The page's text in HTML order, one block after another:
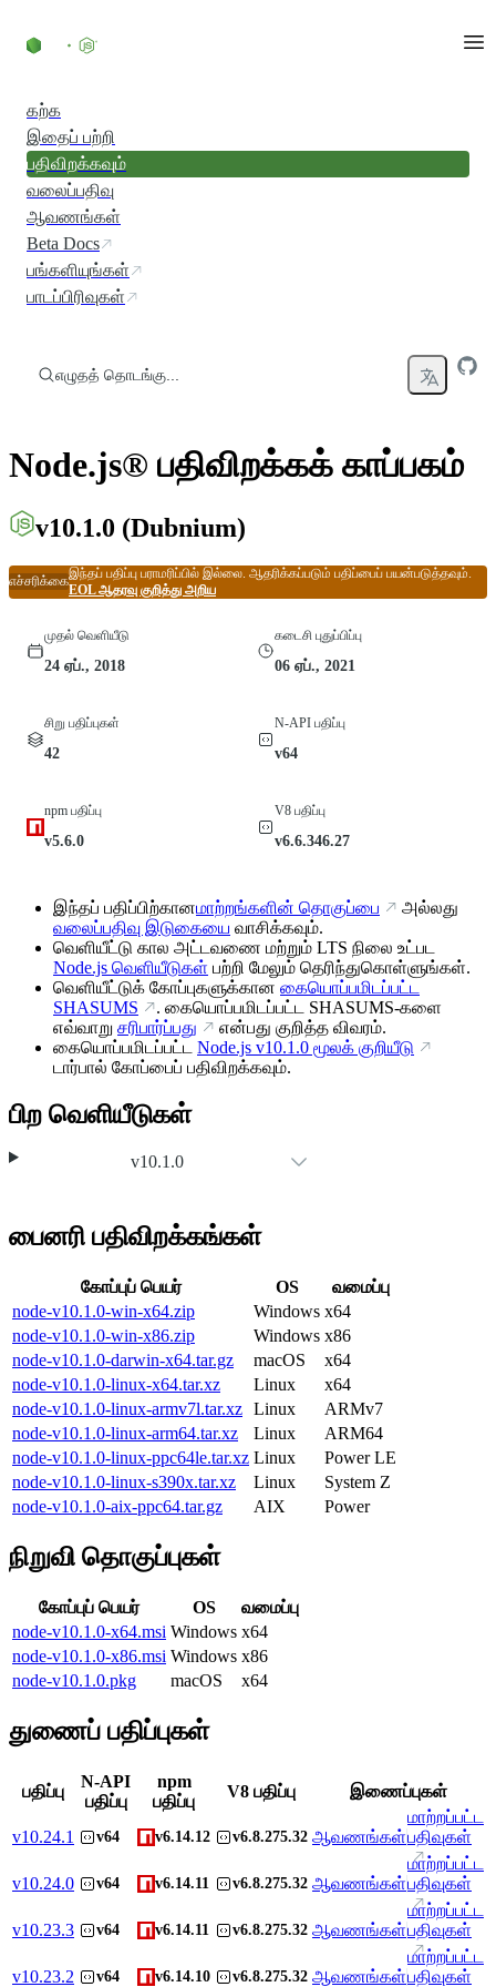
கற்க
இதைப் பற்றி
பதிவிறக்கவும்
வலைப்பதிவு
ஆவணங்கள்
Beta Docs
பங்களியுங்கள்
பாடப்பிரிவுகள்
எழுதத் தொடங்கு...
Node.js® பதிவிறக்கக் காப்பகம்
v10.1.0 (Dubnium)
எச்சரிக்கை
இந்தப் பதிப்பு பராமரிப்பில் இல்லை. ஆதரிக்கப்படும் பதிப்பைப் பயன்படுத்தவும்.
EOL ஆதரவு குறித்து அறிய
முதல் வெளியீடு
24 ஏப்., 2018
கடைசி புதுப்பிப்பு
06 ஏப்., 2021
சிறு பதிப்புகள்
42
N-API பதிப்பு
v64
npm பதிப்பு
v5.6.0
V8 பதிப்பு
v6.6.346.27
இந்தப் பதிப்பிற்கானமாற்றங்களின் தொகுப்பை
அல்லது
வலைப்பதிவு இடுகையை வாசிக்கவும்.
வெளியீட்டு கால அட்டவணை மற்றும் LTS நிலை உட்பட
Node.js வெளியீடுகள் பற்றி மேலும் தெரிந்துகொள்ளுங்கள்.
வெளியீட்டுக் கோப்புகளுக்கான கையொப்பமிடப்பட்ட
SHASUMS
. கையொப்பமிடப்பட்ட SHASUMS-களை
எவ்வாறு சரிபார்ப்பது
என்பது குறித்த விவரம்.
கையொப்பமிடப்பட்ட Node.js v10.1.0 மூலக் குறியீடு
டார்பால் கோப்பைப் பதிவிறக்கவும்.
பிற வெளியீடுகள்
v10.1.0
பைனரி பதிவிறக்கங்கள்
கோப்புப் பெயர் OS
வமைப்பு
node-v10.1.0-win-x64.zip
Windows x64
node-v10.1.0-win-x86.zip
Windows x86
node-v10.1.0-darwin-x64.tar.gz
macOS
x64
node-v10.1.0-linux-x64.tar.xz
Linux
x64
node-v10.1.0-linux-armv7l.tar.xz Linux
ARMv7
node-v10.1.0-linux-arm64.tar.xz
Linux
ARM64
node-v10.1.0-linux-ppc64le.tar.xz Linux
Power LE
node-v10.1.0-linux-s390x.tar.xz
Linux
System Z
node-v10.1.0-aix-ppc64.tar.gz
AIX Power
நிறுவி தொகுப்புகள்
கோப்புப் பெயர் OS
வமைப்பு
node-v10.1.0-x64.msi Windows x64
node-v10.1.0-x86.msi Windows x86
node-v10.1.0.pkg
macOS x64
துணைப் பதிப்புகள்
பதிப்பு
N-API
பதிப்பு
npm
பதிப்பு
V8 பதிப்பு இணைப்புகள்
v10.24.1 v64 v6.14.12 v6.8.275.32 ஆவணங்கள்
மாற்றப்பட்ட
பதிவுகள்
v10.24.0 v64 v6.14.11 v6.8.275.32 ஆவணங்கள்
மாற்றப்பட்ட
பதிவுகள்
v10.23.3 v64 v6.14.11 v6.8.275.32 ஆவணங்கள்
மாற்றப்பட்ட
பதிவுகள்
v10.23.2 v64 v6.14.10 v6.8.275.32 ஆவணங்கள்
மாற்றப்பட்ட
பதிவுகள்